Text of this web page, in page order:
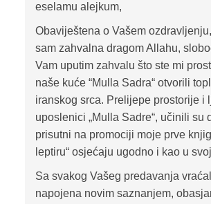
eselamu alejkum,
Obaviještena o Vašem
sam zahvalna dragom Allahu,
Vam uputim zahvalu što ste mi
naše kuće “Mulla Sadra“ otvorili
iranskog srca. Prelijepe prostorije i
uposlenici „Mulla Sadre“, učinili su
prisutni na promociji moje prve
leptiru“ osjećaju ugodno i kao u
Sa svakog Vašeg predavanja
napojena novim saznanjem,